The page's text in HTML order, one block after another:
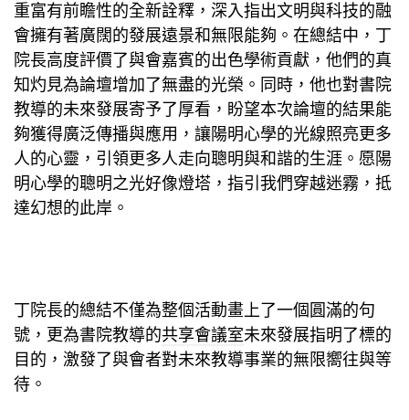
重富有前瞻性的全新詮釋，深入指出文明與科技的融
會擁有著廣闊的發展遠景和無限能夠。在總結中，丁
院長高度評價了與會嘉賓的出色學術貢獻，他們的真
知灼見為論壇增加了無盡的光榮。同時，他也對書院
教導的未來發展寄予了厚看，盼望本次論壇的結果能
夠獲得廣泛傳播與應用，讓陽明心學的光線照亮更多
人的心靈，引領更多人走向聰明與和諧的生涯。愿陽
明心學的聰明之光好像燈塔，指引我們穿越迷霧，抵
達幻想的此岸。
丁院長的總結不僅為整個活動畫上了一個圓滿的句
號，更為書院教導的共享會議室未來發展指明了標的
目的，激發了與會者對未來教導事業的無限嚮往與等
待。